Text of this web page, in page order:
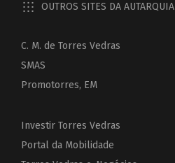
OUTROS SITES DA AUTARQUIA
C. M. de Torres Vedras
SMAS
Promotorres, EM
Investir Torres Vedras
Portal da Mobilidade